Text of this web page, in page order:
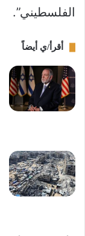
الفلسطيني”.
أقرأ/ي أيضاً